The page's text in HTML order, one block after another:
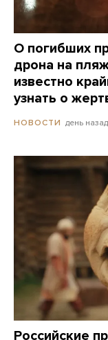
О погибших
дрона на
известно
узнать о
НОВОСТИ день назад
Российские